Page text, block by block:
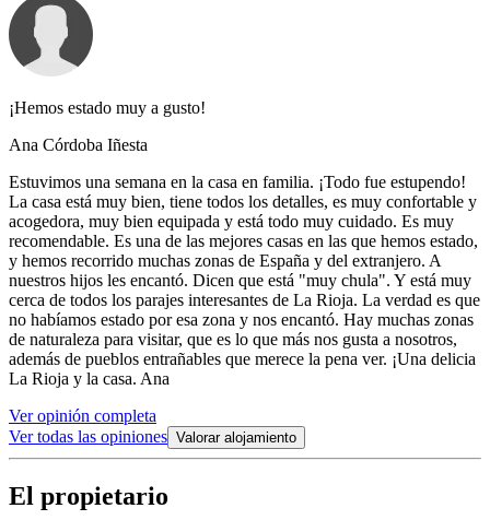
¡Hemos estado muy a gusto!
Ana Córdoba Iñesta
Estuvimos una semana en la casa en familia. ¡Todo fue estupendo!
La casa está muy bien, tiene todos los detalles, es muy confortable y
acogedora, muy bien equipada y está todo muy cuidado. Es muy
recomendable. Es una de las mejores casas en las que hemos estado,
y hemos recorrido muchas zonas de España y del extranjero. A
nuestros hijos les encantó. Dicen que está "muy chula". Y está muy
cerca de todos los parajes interesantes de La Rioja. La verdad es que
no habíamos estado por esa zona y nos encantó. Hay muchas zonas
de naturaleza para visitar, que es lo que más nos gusta a nosotros,
además de pueblos entrañables que merece la pena ver. ¡Una delicia
La Rioja y la casa. Ana
Ver opinión completa
Ver todas las opiniones Valorar alojamiento
El propietario